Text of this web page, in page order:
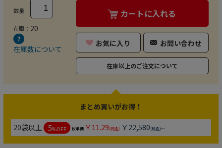
数量
在庫： 20
在庫数について
カートに入れる
お気に入り お問い合わせ
在庫以上のご注文について
まとめ買いがお得！
20袋以上 5%OFF 枚単価:￥11.29(税込) ￥22,580(税込)～